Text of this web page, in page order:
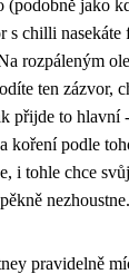
(podobně jako
s chilli nasekáte
rozpáleným
ten zázvor,
přijde to hlavní
koření podle
i tohle chce
nezhoustne.
pravidelně